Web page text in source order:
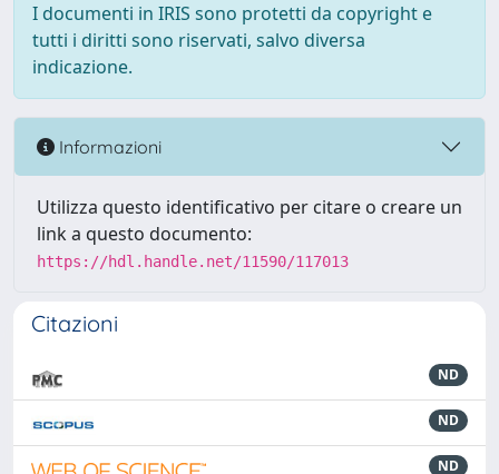
I documenti in IRIS sono protetti da copyright e
tutti i diritti sono riservati, salvo diversa
indicazione.
Informazioni
Utilizza questo identificativo per citare o creare un
link a questo documento:
https://hdl.handle.net/11590/117013
Citazioni
ND
ND
ND